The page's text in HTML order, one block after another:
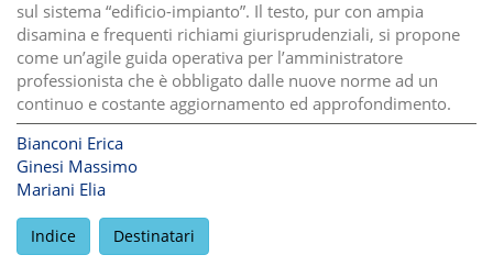
sul sistema “edificio-impianto”. Il testo, pur con ampia
disamina e frequenti richiami giurisprudenziali, si propone
come un’agile guida operativa per l’amministratore
professionista che è obbligato dalle nuove norme ad un
continuo e costante aggiornamento ed approfondimento.
Bianconi Erica
Ginesi Massimo
Mariani Elia
Indice Destinatari